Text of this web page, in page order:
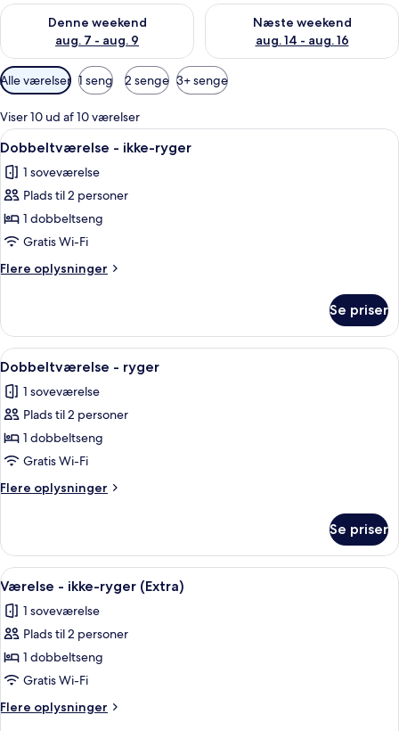
Denne weekend
aug. 7 - aug. 9
Tjek tilgængelighed for denne weekend aug. 7 - aug. 9
Næste weekend
aug. 14 - aug. 16
Tjek tilgængelighed for næste
Tilgængelige
filtre
for
værelser
Alle værelser 1 seng 2 senge 3+ senge
Viser 10 ud af 10 værelser
Indlæs
alle
billeder
af
Dobbeltværelse
-
ikke-
ryger
To flaske økologisk rosenkropsvask
8
Dobbeltværelse - ikke-ryger
1 soveværelse
Plads til 2 personer
1 dobbeltseng
Gratis Wi-Fi
Flere oplysninger
Flere
-
ikke-
ryger
Se priser
Indlæs
alle
billeder
af
Dobbeltværelse
-
ryger
To flaske økologisk rosenkropsvask
8
Dobbeltværelse - ryger
1 soveværelse
Plads til 2 personer
1 dobbeltseng
Gratis Wi-Fi
Flere oplysninger
Flere
-
ryger
Se priser
Indlæs
alle
billeder
af
Værelse
-
ikke-
ryger
To flaske økologisk rosenkropsvask
8
Værelse - ikke-ryger (Extra)
1 soveværelse
Plads til 2 personer
1 dobbeltseng
Gratis Wi-Fi
Flere oplysninger
Flere